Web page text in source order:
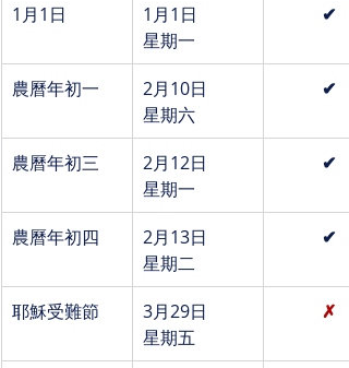
1月1日
1月1日
星期一
✔
農曆年初一
2月10日
星期六
✔
農曆年初三
2月12日
星期一
✔
農曆年初四
2月13日
星期二
✔
耶穌受難節
3月29日
星期五
✗